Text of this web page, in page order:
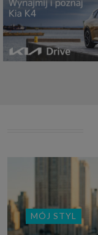
które przeglądarka
stronę z tego
Szczegółową
znajdziesz
pod tym
o tym jak zmienić
funkcjonowanie
urządzenia.
chwili wycofać
2. Masz również
sprostowania,
przeniesienia
oraz prawo do
jest Prezes Urzędu
znajdziesz
Twoich uprawnień.
MÓJ STYL